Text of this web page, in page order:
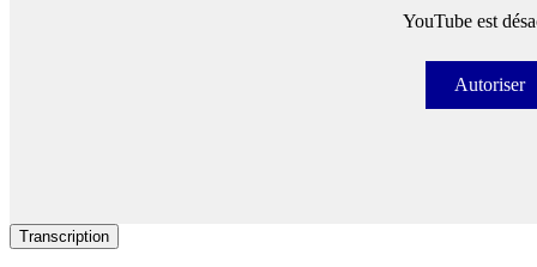
YouTube est
Autoriser
Transcription